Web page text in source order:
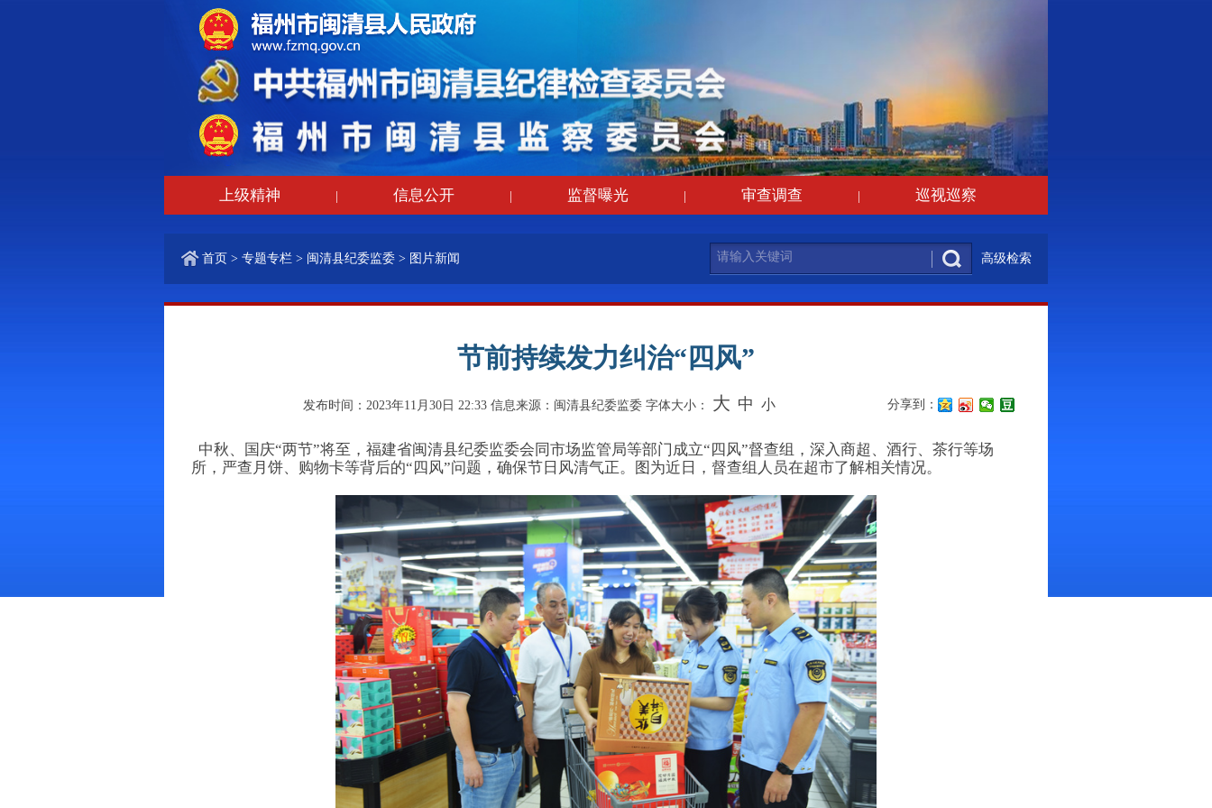
上级精神 信息公开 监督曝光 审查调查 巡视巡察
首页 > 专题专栏 > 闽清县纪委监委 > 图片新闻 高级检索
节前持续发力纠治“四风”
发布时间：2023年11月30日 22:33 信息来源：闽清县纪委监委 字体大小： 大 中 小 分享到：
中秋、国庆“两节”将至，福建省闽清县纪委监委会同市场监管局等部门成立“四风”督查组，深入商超、酒行、茶行等场
所，严查月饼、购物卡等背后的“四风”问题，确保节日风清气正。图为近日，督查组人员在超市了解相关情况。